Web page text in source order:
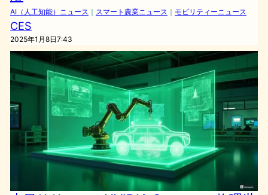
AI（人工知能）ニュース ｜ スマート農業ニュース ｜ モビリティーニュース
CES
2025年1月8日7:43